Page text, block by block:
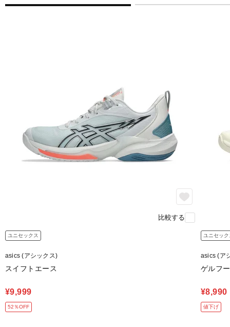
比較する
ユニセックス
asics (アシックス)
スイフトエース
¥9,999
52％OFF
ユニセック
asics (ア
ゲルフ
¥8,990
値下げ